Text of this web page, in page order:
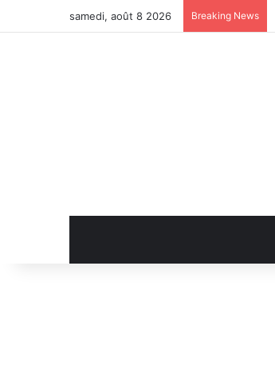
samedi, août 8 2026 Breaking News